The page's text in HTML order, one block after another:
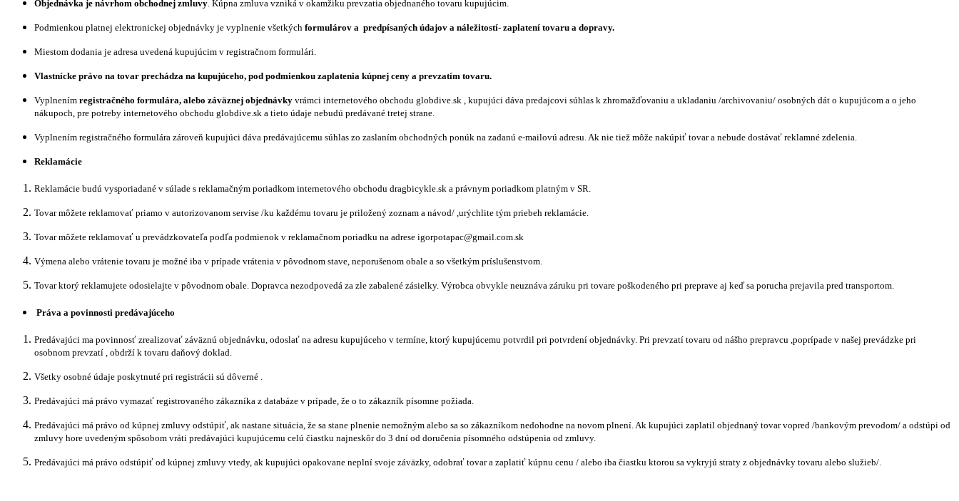
Objednávka je návrhom obchodnej zmluvy. Kúpna zmluva vzniká v okamžiku prevzatia objednaného tovaru kupujúcim.
Podmienkou platnej elektronickej objednávky je vyplnenie všetkých formulárov a predpísaných údajov a náležitostí- zaplatení tovaru a dopravy.
Miestom dodania je adresa uvedená kupujúcim v registračnom formulári.
Vlastnícke právo na tovar prechádza na kupujúceho, pod podmienkou zaplatenia kúpnej ceny a prevzatím tovaru.
Vyplnením registračného formulára, alebo záväznej objednávky vrámci internetového obchodu globdive.sk , kupujúci dáva predajcovi súhlas k zhromažďovaniu a ukladaniu /archivovaniu/ osobných dát o kupujúcom a o jeho
nákupoch, pre potreby internetového obchodu globdive.sk a tieto údaje nebudú predávané tretej strane.
Vyplnením registračného formulára zároveň kupujúci dáva predávajúcemu súhlas zo zaslaním obchodných ponúk na zadanú e-mailovú adresu. Ak nie tiež môže nakúpiť tovar a nebude dostávať reklamné zdelenia.
Reklamácie
Reklamácie budú vysporiadané v súlade s reklamačným poriadkom internetového obchodu dragbicykle.sk a právnym poriadkom platným v SR.
Tovar môžete reklamovať priamo v autorizovanom servise /ku každému tovaru je priložený zoznam a návod/ ,urýchlite tým priebeh reklamácie.
Tovar môžete reklamovať u prevádzkovateľa podľa podmienok v reklamačnom poriadku na adrese igorpotapac@gmail.com.sk
Výmena alebo vrátenie tovaru je možné iba v prípade vrátenia v pôvodnom stave, neporušenom obale a so všetkým príslušenstvom.
Tovar ktorý reklamujete odosielajte v pôvodnom obale. Dopravca nezodpovedá za zle zabalené zásielky. Výrobca obvykle neuznáva záruku pri tovare poškodeného pri preprave aj keď sa porucha prejavila pred transportom.
Práva a povinnosti predávajúceho
Predávajúci ma povinnosť zrealizovať záväznú objednávku, odoslať na adresu kupujúceho v termíne, ktorý kupujúcemu potvrdil pri potvrdení objednávky. Pri prevzatí tovaru od nášho prepravcu ,poprípade v našej prevádzke pri
osobnom prevzatí , obdrží k tovaru daňový doklad.
Všetky osobné údaje poskytnuté pri registrácii sú dôverné .
Predávajúci má právo vymazať registrovaného zákazníka z databáze v prípade, že o to zákazník písomne požiada.
Predávajúci má právo od kúpnej zmluvy odstúpiť, ak nastane situácia, že sa stane plnenie nemožným alebo sa so zákazníkom nedohodne na novom plnení. Ak kupujúci zaplatil objednaný tovar vopred /bankovým prevodom/ a odstúpi od
zmluvy hore uvedeným spôsobom vráti predávajúci kupujúcemu celú čiastku najneskôr do 3 dní od doručenia písomného odstúpenia od zmluvy.
Predávajúci má právo odstúpiť od kúpnej zmluvy vtedy, ak kupujúci opakovane neplní svoje záväzky, odobrať tovar a zaplatiť kúpnu cenu / alebo iba čiastku ktorou sa vykryjú straty z objednávky tovaru alebo služieb/.